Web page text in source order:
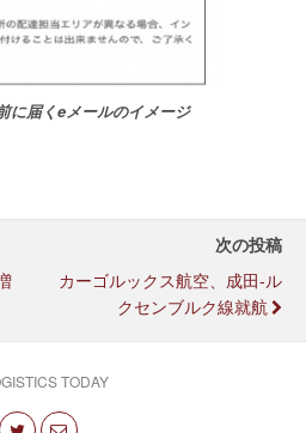
に届くeメールのイメージ
次の投稿
カーゴルックス航空、成田-ル
クセンブルク線就航
TODAY